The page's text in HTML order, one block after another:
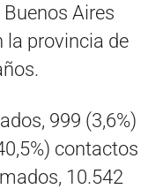
Aires
la provincia de
999 (3,6%)
contactos
10.542